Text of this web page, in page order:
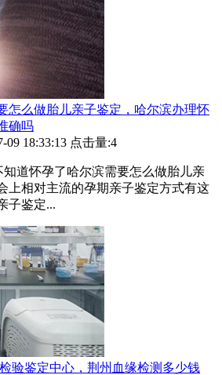
怎么做胎儿亲子鉴定，哈尔滨办理怀
确吗
09 18:33:13 点击量:4
道怀孕了哈尔滨需要怎么做胎儿亲
上相对主流的孕期亲子鉴定方式有这
子鉴定...
验鉴定中心，荆州血缘检测多少钱